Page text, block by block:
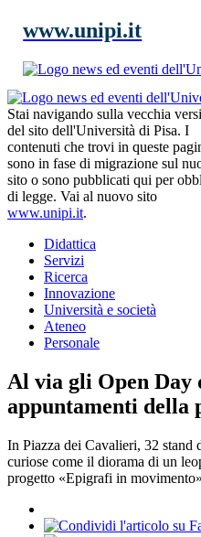
www.unipi.it
Stai navigando sulla vecchia
del sito dell'Università di Pisa. I
contenuti che trovi in queste
sono in fase di migrazione sul
sito o sono pubblicati qui per
di legge. Vai al nuovo sito
www.unipi.it.
Didattica
Servizi
Ricerca
Innovazione
Università e società
Ateneo
Personale
Al via gli Open Day
appuntamenti della
In Piazza dei Cavalieri, 32 stand
curiose come il diorama di un
progetto «Epigrafi in movimento»